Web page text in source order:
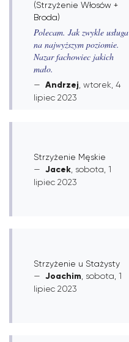
(Strzyżenie Włosów +
Broda)
Polecam. Jak zwykle usługa
na najwyższym poziomie.
Nazar fachowiec jakich
mało.
Andrzej , wtorek, 4
lipiec 2023
Strzyżenie Męskie
Jacek , sobota, 1
lipiec 2023
Strzyżenie u Stażysty
Joachim , sobota, 1
lipiec 2023